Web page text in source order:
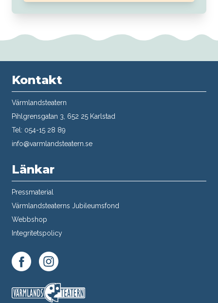
Kontakt
Värmlandsteatern
Pihlgrensgatan 3, 652 25 Karlstad
Tel: 054-15 28 89
info@varmlandsteatern.se
Länkar
Pressmaterial
Värmlandsteaterns Jubileumsfond
Webbshop
Integritetspolicy